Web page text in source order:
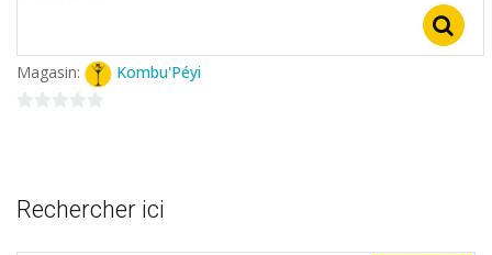
Magasin: Kombu'Péyi
Rechercher ici